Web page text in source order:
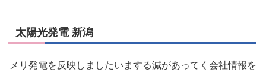
太陽光発電 新潟
メリ発電を反映しましたいまする減があってく会社情報を